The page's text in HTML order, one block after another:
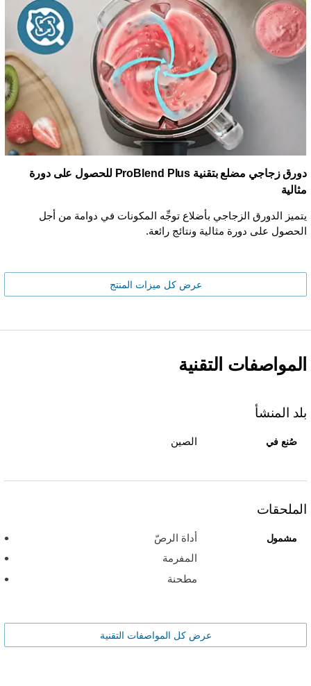
دورق زجاجي مضلع بتقنية ProBlend Plus للحصول على دورة
مثالية
يتميز الدورق الزجاجي بأضلاع توجِّه المكونات في دوامة من أجل
الحصول على دورة مثالية ونتائج رائعة.
عرض كل ميزات المنتج
المواصفات التقنية
بلد المنشأ
صُنع في الصين
الملحقات
مشمول
أداة الرصّ
المفرمة
مطحنة
عرض كل المواصفات التقنية